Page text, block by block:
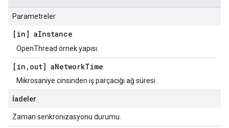
Parametreler
[in] aInstance
OpenThread örnek yapısı.
[in , out] aNetworkTime
Mikrosaniye cinsinden iş parçacığı ağ süresi.
İadeler
Zaman senkronizasyonu durumu.